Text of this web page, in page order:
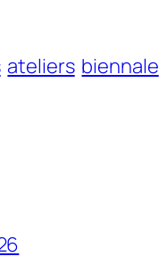
ateliers biennale